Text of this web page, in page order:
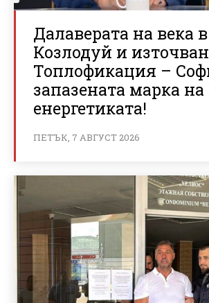
Далаверата на века
Козлодуй и
Топлофикация –
запазената марка
енергетиката!
ПЕТЪК, 7 АВГУСТ 2026